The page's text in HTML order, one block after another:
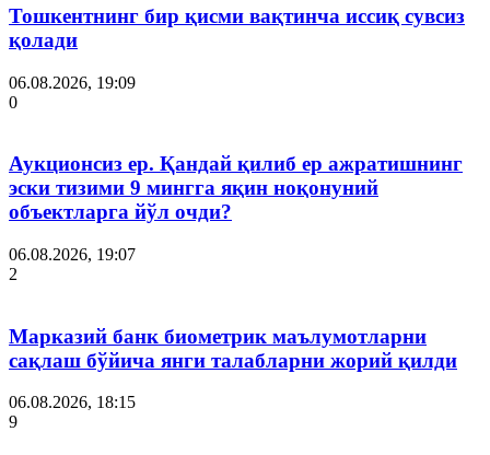
Тошкентнинг бир қисми вақтинча иссиқ сувсиз
қолади
06.08.2026, 19:09
0
Аукционсиз ер. Қандай қилиб ер ажратишнинг
эски тизими 9 мингга яқин ноқонуний
объектларга йўл очди?
06.08.2026, 19:07
2
Марказий банк биометрик маълумотларни
сақлаш бўйича янги талабларни жорий қилди
06.08.2026, 18:15
9